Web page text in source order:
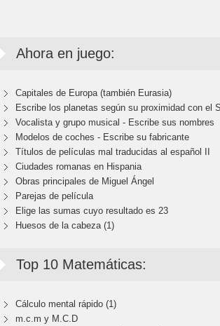
Ahora en juego:
Capitales de Europa (también Eurasia)
Escribe los planetas según su proximidad con el
Vocalista y grupo musical - Escribe sus nombres
Modelos de coches - Escribe su fabricante
Títulos de películas mal traducidas al español II
Ciudades romanas en Hispania
Obras principales de Miguel Ángel
Parejas de película
Elige las sumas cuyo resultado es 23
Huesos de la cabeza (1)
Top 10 Matemáticas:
Cálculo mental rápido (1)
m.c.m y M.C.D